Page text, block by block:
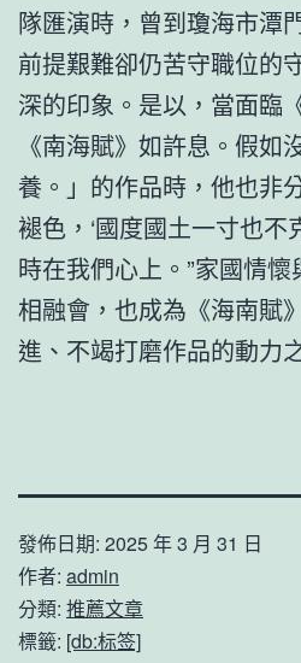
隊匯演時，曾到瓊海市潭
前提艱難卻仍苦守職位的
深的印象。是以，當面臨
《南海賦》如許息。假如
養。」的作品時，他也非
褪色，‘國度國土一寸也不
時在我們心上。”家國情
相融會，也成為《海南賦
進、不竭打磨作品的動力
發佈日期: 2025 年 3 月 31 日
作者: admin
分類: 推薦文章
標籤: [db:标签]